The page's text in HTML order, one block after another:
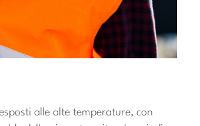
alle alte temperature, con